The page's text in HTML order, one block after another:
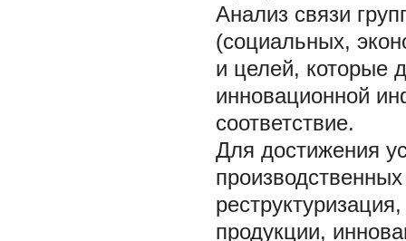
Анализ связи
(социальных,
и целей, которые
инновационной
соответствие.
Для достижения
продукции,